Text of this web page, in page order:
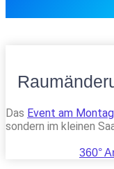
Das Event am Montag
sondern im kleinen
360°